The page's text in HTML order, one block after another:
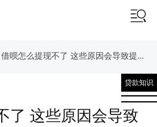
呗怎么提现不了 这些原因会导致提现失败
贷款知识
了 这些原因会导致